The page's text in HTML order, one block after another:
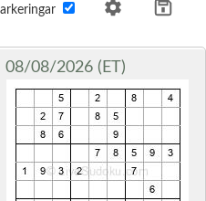
08/08/2026 (ET)